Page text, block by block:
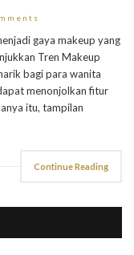
gaya makeup yang
Tren Makeup
bagi para wanita
menonjolkan fitur
itu, tampilan
Continue Reading